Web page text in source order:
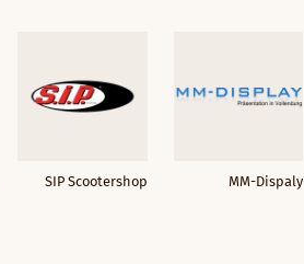
SIP Scootershop MM-Dispaly